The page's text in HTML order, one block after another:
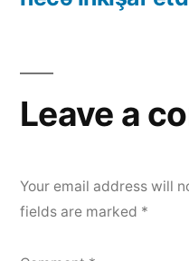
Leave a
Your email address will
fields are marked *